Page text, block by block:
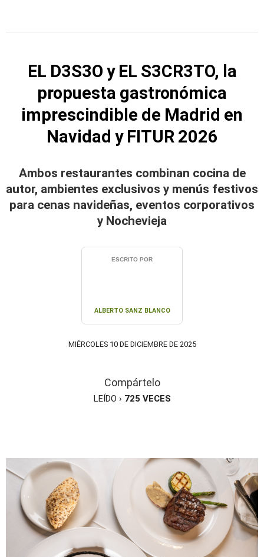
EL D3S3O y EL S3CR3TO, la
propuesta gastronómica
imprescindible de Madrid en
Navidad y FITUR 2026
Ambos restaurantes combinan cocina de
autor, ambientes exclusivos y menús festivos
para cenas navideñas, eventos corporativos
y Nochevieja
ESCRITO POR
ALBERTO SANZ BLANCO
MIÉRCOLES 10 DE DICIEMBRE DE 2025
Compártelo
LEÍDO › 725 VECES